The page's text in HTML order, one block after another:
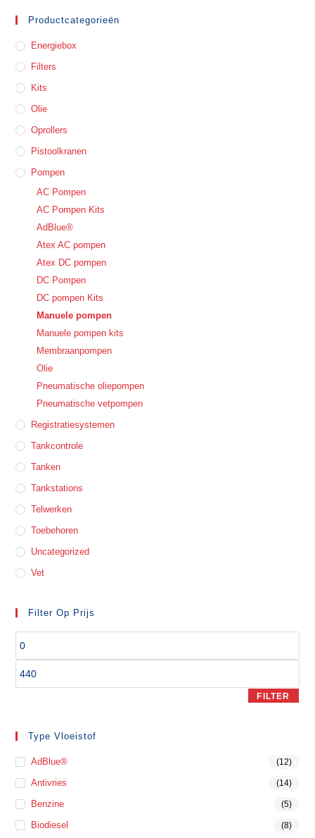
Productcategorieën
Energiebox
Filters
Kits
Olie
Oprollers
Pistoolkranen
Pompen
AC Pompen
AC Pompen Kits
AdBlue®
Atex AC pompen
Atex DC pompen
DC Pompen
DC pompen Kits
Manuele pompen
Manuele pompen kits
Membraanpompen
Olie
Pneumatische oliepompen
Pneumatische vetpompen
Registratiesystemen
Tankcontrole
Tanken
Tankstations
Telwerken
Toebehoren
Uncategorized
Vet
Filter Op Prijs
FILTER
Type Vloeistof
AdBlue® (12)
Antivries (14)
Benzine (5)
Biodiesel (8)